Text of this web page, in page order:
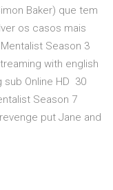
Baker) que tem
os casos mais
Season 3
with english
sub Online HD 30
Season 7
put Jane and